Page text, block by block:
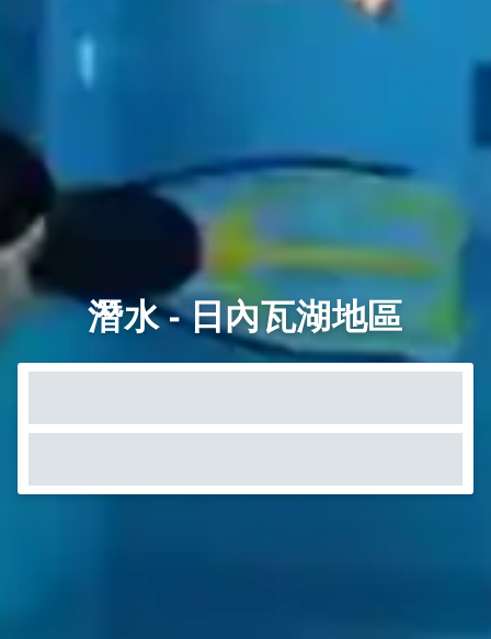
潛水 - 日內瓦湖地區